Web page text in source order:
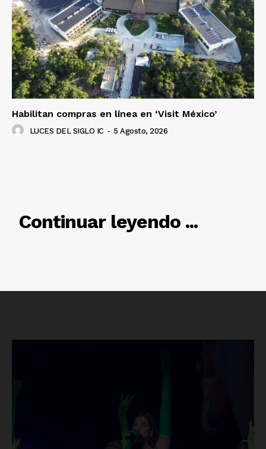
Empresa
Nosotros
Contacto
Política de privacidad
Habilitan compras en línea en ‘Visit México’
LUCES DEL SIGLO IC - 5 Agosto, 2026
Continuar leyendo ...
RELACIONADO